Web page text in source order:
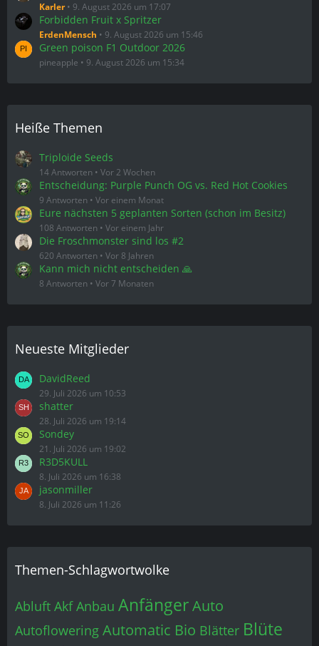
Karler 9. August 2026 um 17:07
Forbidden Fruit x Spritzer
ErdenMensch 9. August 2026 um 15:46
Green poison F1 Outdoor 2026
pineapple 9. August 2026 um 15:34
Heiße Themen
Triploide Seeds
14 Antworten Vor 2 Wochen
Entscheidung: Purple Punch OG vs. Red Hot Cookies
9 Antworten Vor einem Monat
Eure nächsten 5 geplanten Sorten (schon im Besitz)
108 Antworten Vor einem Jahr
Die Froschmonster sind los #2
620 Antworten Vor 8 Jahren
Kann mich nicht entscheiden 🙏
8 Antworten Vor 7 Monaten
Neueste Mitglieder
DavidReed
29. Juli 2026 um 10:53
shatter
28. Juli 2026 um 19:14
Sondey
21. Juli 2026 um 19:02
R3D5KULL
8. Juli 2026 um 16:38
jasonmiller
8. Juli 2026 um 11:26
Themen-Schlagwortwolke
Abluft Akf Anbau AnfängerAuto
Autoflowering Automatic Bio Blätter Blüte